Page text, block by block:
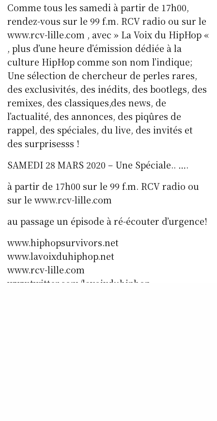
Comme tous les samedi à partir de 17h00,
rendez-vous sur le 99 f.m. RCV radio ou sur le
www.rcv-lille.com , avec » La Voix du HipHop «
, plus d’une heure d’émission dédiée à la
culture HipHop comme son nom l’indique;
Une sélection de chercheur de perles rares,
des exclusivités, des inédits, des bootlegs, des
remixes, des classiques,des news, de
l’actualité, des annonces, des piqûres de
rappel, des spéciales, du live, des invités et
des surprisesss !
SAMEDI 28 MARS 2020 – Une Spéciale.. ….
à partir de 17h00 sur le 99 f.m. RCV radio ou
sur le www.rcv-lille.com
au passage un épisode à ré-écouter d’urgence!
www.hiphopsurvivors.net
www.lavoixduhiphop.net
www.rcv-lille.com
www.twitter.com/lavoixduhiphop